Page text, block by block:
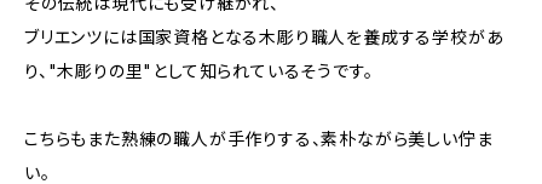
ブリエンツには国家資格となる木彫り職人を養成する学校があ
り、"木彫りの里"として知られているそうです。
こちらもまた熟練の職人が手作りする、素朴ながら美しい佇ま
い。